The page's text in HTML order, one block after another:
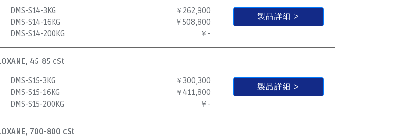
DMS-S14-3KG
DMS-S14-16KG
DMS-S14-200KG
￥262,900
￥508,800
￥-
製品詳細
45-85 cSt
DMS-S15-3KG
DMS-S15-16KG
DMS-S15-200KG
￥300,300
￥411,800
￥-
製品詳細
700-800 cSt